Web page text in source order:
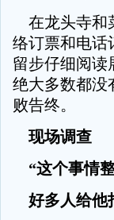
在龙头寺和
络订票和电话
留步仔细阅读
绝大多数都没
败告终。
现场调查
“这个事情
好多人给他